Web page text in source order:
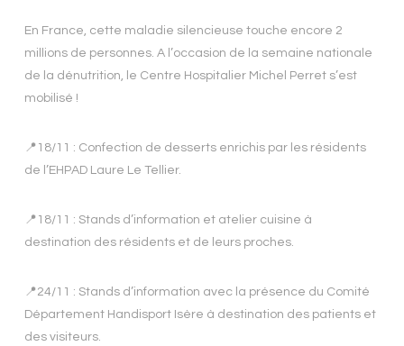
En France, cette maladie silencieuse touche encore 2
millions de personnes. A l’occasion de la semaine nationale
de la dénutrition, le Centre Hospitalier Michel Perret s’est
mobilisé !
📍18/11 : Confection de desserts enrichis par les résidents
de l’EHPAD Laure Le Tellier.
📍18/11 : Stands d’information et atelier cuisine à
destination des résidents et de leurs proches.
📍24/11 : Stands d’information avec la présence du Comité
Département Handisport Isère à destination des patients et
des visiteurs.